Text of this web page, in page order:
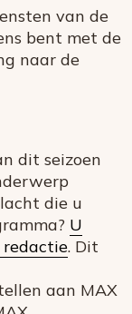
van de
bent met de
naar de
dit seizoen
die u
U
. Dit
aan MAX